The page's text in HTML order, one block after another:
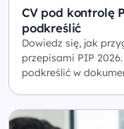
CV pod kontrolę
podkreślić
Dowiedz się, jak
przepisami PIP
podkreślić w